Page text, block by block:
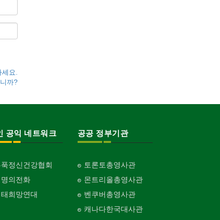
요.
까?
공익 네트워크
정신건강협회
의전화
희망연대
공공 정부기관
토론토총영사관
몬트리올총영사관
벤쿠버총영사관
캐나다한국대사관